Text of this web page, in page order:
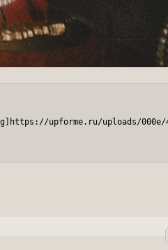
upforme.ru/uploads/